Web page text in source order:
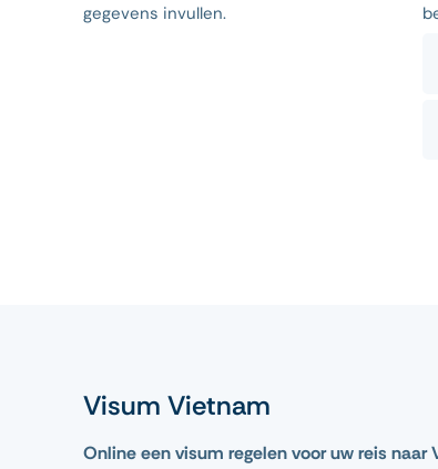
gegevens invullen.
Visum Vietnam
Online een visum regelen voor uw reis naar